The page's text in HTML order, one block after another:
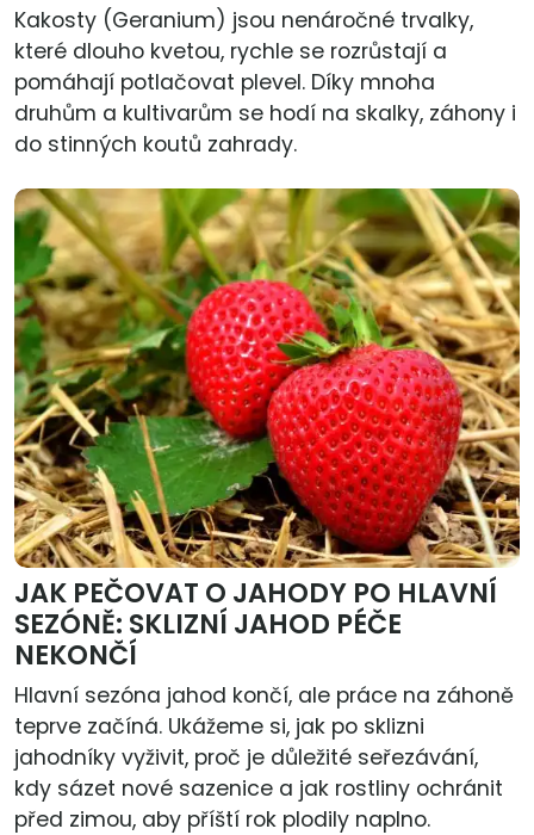
Kakosty (Geranium) jsou nenáročné trvalky,
které dlouho kvetou, rychle se rozrůstají a
pomáhají potlačovat plevel. Díky mnoha
druhům a kultivarům se hodí na skalky, záhony i
do stinných koutů zahrady.
JAK PEČOVAT O JAHODY PO HLAVNÍ
SEZÓNĚ: SKLIZNÍ JAHOD PÉČE
NEKONČÍ
Hlavní sezóna jahod končí, ale práce na záhoně
teprve začíná. Ukážeme si, jak po sklizni
jahodníky vyživit, proč je důležité seřezávání,
kdy sázet nové sazenice a jak rostliny ochránit
před zimou, aby příští rok plodily naplno.